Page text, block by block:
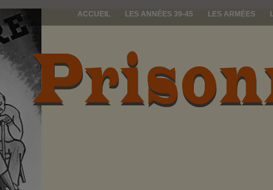
ACCUEIL LES ANNÉES 39-45 LES ARMÉES
prisonniers